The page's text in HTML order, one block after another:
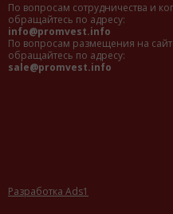
По вопросам сотрудничества и
обращайтесь по адресу:
info@promvest.info
По вопросам размещения на
обращайтесь по адресу:
sale@promvest.info
Разработка Ads1